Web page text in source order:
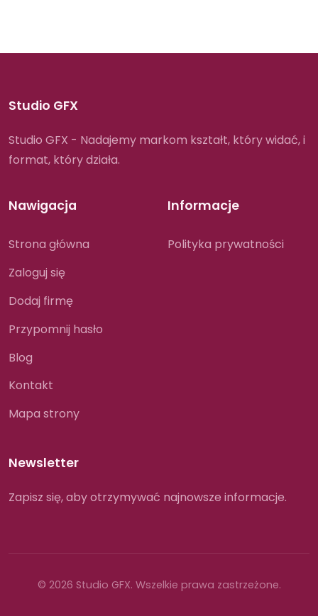
Studio GFX
Studio GFX - Nadajemy markom kształt, który widać, i
format, który działa.
Nawigacja
Strona główna
Zaloguj się
Dodaj firmę
Przypomnij hasło
Blog
Kontakt
Mapa strony
Informacje
Polityka prywatności
Newsletter
Zapisz się, aby otrzymywać najnowsze informacje.
© 2026 Studio GFX. Wszelkie prawa zastrzeżone.